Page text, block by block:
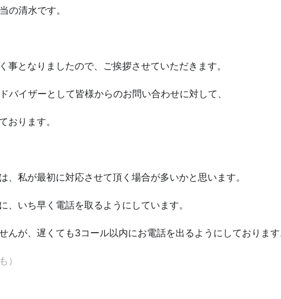
清水です。
事となりましたので、ご挨拶させていただきます。
バイザーとして皆様からのお問い合わせに対して、
おります。
、私が最初に対応させて頂く場合が多いかと思います。
、いち早く電話を取るようにしています。
んが、遅くても3コール以内にお電話を出るようにしております
）